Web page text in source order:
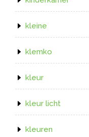
kleine
klemko
kleur
kleur licht
kleuren